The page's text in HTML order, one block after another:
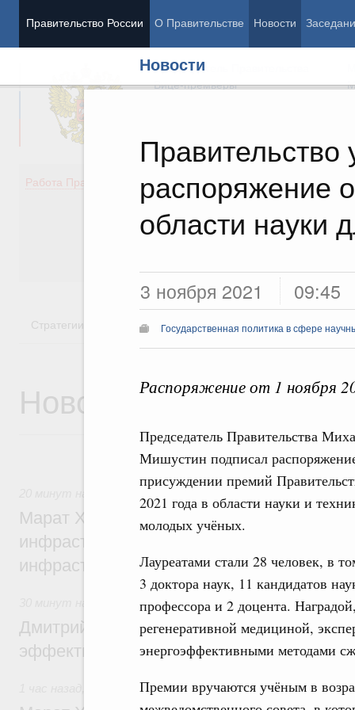
Правительство России О Правительстве Новости
Новости
Правительство
распоряжение
области науки
3 ноября 2021 09:45
Государственная политика в сфере
Распоряжение от 1 ноября
Председатель Правительства
Мишустин подписал
присуждении премий
2021 года в области науки и
молодых учёных.
Лауреатами стали 28 человек, в
3 доктора наук, 11 кандидатов
профессора и 2 доцента.
регенеративной медициной,
энергоэффективными методами
Премии вручаются учёным в
Председатель Правительства
Вице-премьеры
Работа Правительства
Демография
Здоровье
Культура
Стратегии Государственные программы
Новости
Бюджеты субъектов Федерации.
Марат Хуснуллин: 15 объектов
инфраструктуры построили и обновили
инфраструктурным кредитам
Развитие сельских территорий
Дмитрий Патрушев: Синхронизация
эффективность поддержки сельских
Экономика городов. Городская среда